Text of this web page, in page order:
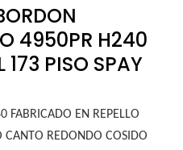
4950PR H240
173 PISO SPAY
FABRICADO EN REPELLO
REDONDO COSIDO